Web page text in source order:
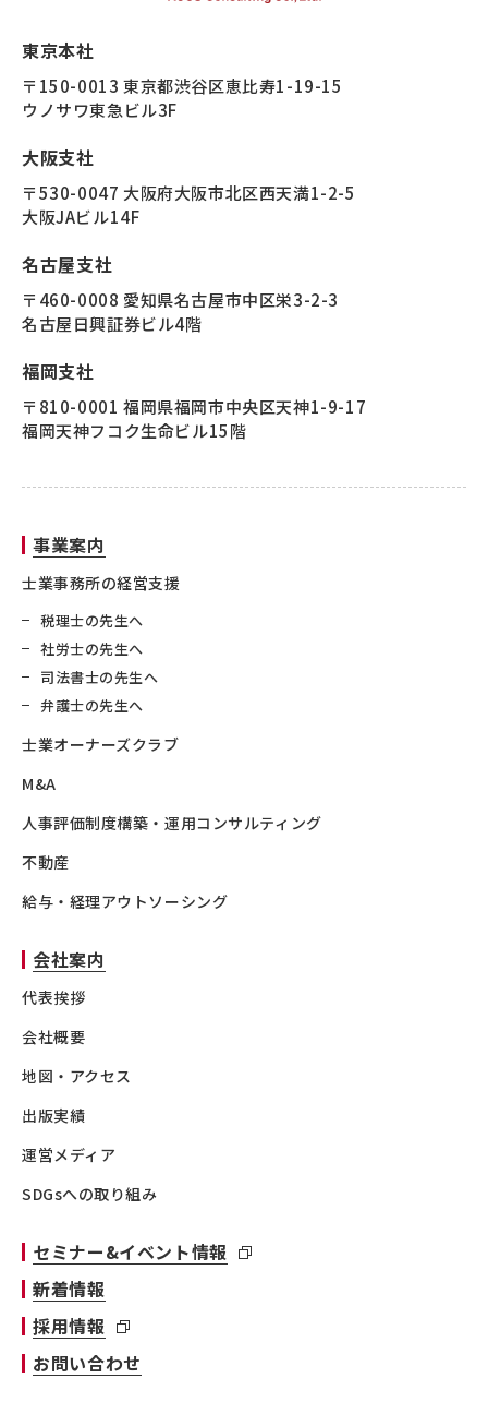
東京本社
〒150-0013 東京都渋谷区恵比寿1-19-15
ウノサワ東急ビル3F
大阪支社
〒530-0047 大阪府大阪市北区西天満1-2-5
大阪JAビル14F
名古屋支社
〒460-0008 愛知県名古屋市中区栄3-2-3
名古屋日興証券ビル4階
福岡支社
〒810-0001 福岡県福岡市中央区天神1-9-17
福岡天神フコク生命ビル15階
事業案内
士業事務所の経営支援
税理士の先生へ
社労士の先生へ
司法書士の先生へ
弁護士の先生へ
士業オーナーズクラブ
M&A
人事評価制度構築・運用コンサルティング
不動産
給与・経理アウトソーシング
会社案内
代表挨拶
会社概要
地図・アクセス
出版実績
運営メディア
SDGsへの取り組み
セミナー&イベント情報
新着情報
採用情報
お問い合わせ